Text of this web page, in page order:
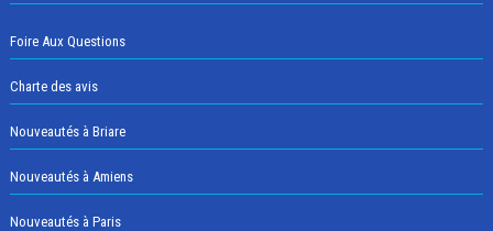
Foire Aux Questions
Charte des avis
Nouveautés à Briare
Nouveautés à Amiens
Nouveautés à Paris